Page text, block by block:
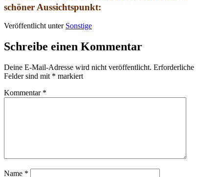
schöner Aussichtspunkt:
Veröffentlicht unter Sonstige
Schreibe einen Kommentar
Deine E-Mail-Adresse wird nicht veröffentlicht. Erforderliche
Felder sind mit * markiert
Kommentar *
Name *